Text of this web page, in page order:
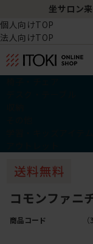
坐サロン
個人向けTOP
法人向けTOP
コモンファニ
商品コード